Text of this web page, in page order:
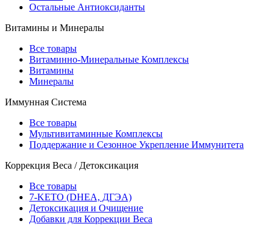
Остальные Антиоксиданты
Витамины и Минералы
Все товары
Витаминно-Минеральные Комплексы
Витамины
Минералы
Иммунная Система
Все товары
Мультивитаминные Комплексы
Поддержание и Сезонное Укрепление Иммунитета
Коррекция Веса / Детоксикация
Все товары
7-KETO (DHEA, ДГЭА)
Детоксикация и Очищение
Добавки для Коррекции Веса